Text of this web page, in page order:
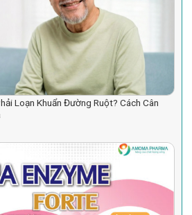
Loạn Khuẩn Đường Ruột? Cách Cân